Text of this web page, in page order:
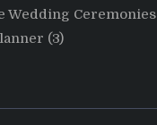
Wedding Ceremonies
(3)